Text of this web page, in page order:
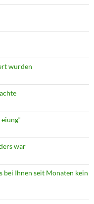
wurden
war
bei Ihnen seit Monaten kein